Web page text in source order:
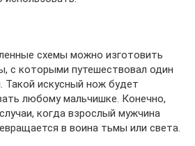
схемы можно изготовить
с которыми путешествовал один
Такой искусный нож будет
любому мальчишке. Конечно,
когда взрослый мужчина
в воина тьмы или света.